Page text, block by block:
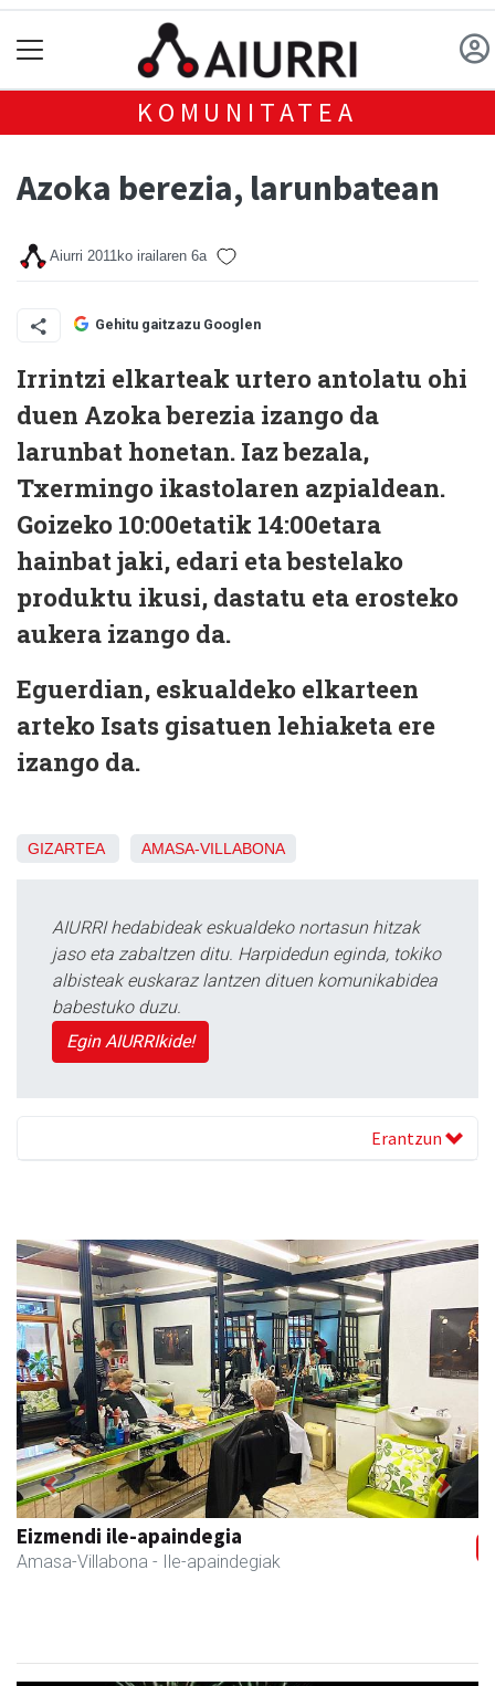
KOMUNITATEA
Azoka berezia, larunbatean
Aiurri 2011ko irailaren 6a
Gehitu gaitzazu Googlen
Irrintzi elkarteak urtero antolatu ohi
duen Azoka berezia izango da
larunbat honetan. Iaz bezala,
Txermingo ikastolaren azpialdean.
Goizeko 10:00etatik 14:00etara
hainbat jaki, edari eta bestelako
produktu ikusi, dastatu eta erosteko
aukera izango da.
Eguerdian, eskualdeko elkarteen
arteko Isats gisatuen lehiaketa ere
izango da.
GIZARTEA AMASA-VILLABONA
AIURRI hedabideak eskualdeko nortasun hitzak
jaso eta zabaltzen ditu. Harpidedun eginda, tokiko
albisteak euskaraz lantzen dituen komunikabidea
babestuko duzu.
Egin AIURRIkide!
Erantzun
Zubimusu Ikastola
Amasa-Villabona - Hezkuntza
Previous Next